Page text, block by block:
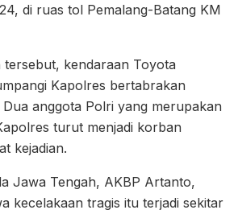
di ruas tol Pemalang-Batang KM
tersebut, kendaraan Toyota
Kapolres bertabrakan
anggota Polri yang merupakan
turut menjadi korban
kejadian.
Jawa Tengah, AKBP Artanto,
kecelakaan tragis itu terjadi sekitar